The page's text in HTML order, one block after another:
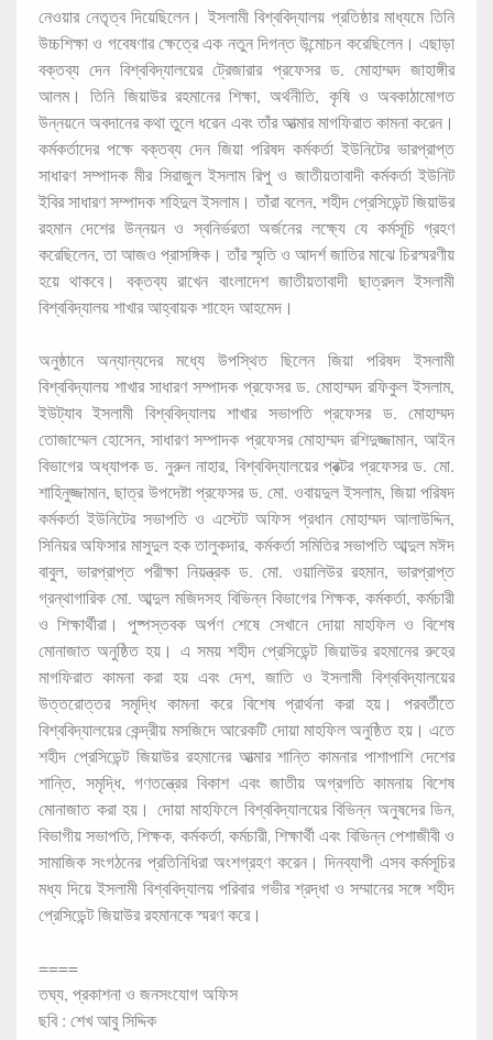
নেওয়ার নেতৃত্ব দিয়েছিলেন। ইসলামী বিশ্ববিদ্যালয় প্রতিষ্ঠার মাধ্যমে তিনি
উচ্চশিক্ষা ও গবেষণার ক্ষেত্রে এক নতুন দিগন্ত উন্মোচন করেছিলেন। এছাড়া
বক্তব্য দেন বিশ্ববিদ্যালয়ের ট্রেজারার প্রফেসর ড. মোহাম্মদ জাহাঙ্গীর
আলম। তিনি জিয়াউর রহমানের শিক্ষা, অর্থনীতি, কৃষি ও অবকাঠামোগত
উন্নয়নে অবদানের কথা তুলে ধরেন এবং তাঁর আত্মার মাগফিরাত কামনা করেন।
কর্মকর্তাদের পক্ষে বক্তব্য দেন জিয়া পরিষদ কর্মকর্তা ইউনিটের ভারপ্রাপ্ত
সাধারণ সম্পাদক মীর সিরাজুল ইসলাম রিপু ও জাতীয়তাবাদী কর্মকর্তা ইউনিট
ইবির সাধারণ সম্পাদক শহিদুল ইসলাম। তাঁরা বলেন, শহীদ প্রেসিডেন্ট জিয়াউর
রহমান দেশের উন্নয়ন ও স্বনির্ভরতা অর্জনের লক্ষ্যে যে কর্মসূচি গ্রহণ
করেছিলেন, তা আজও প্রাসঙ্গিক। তাঁর স্মৃতি ও আদর্শ জাতির মাঝে চিরস্মরণীয়
হয়ে থাকবে। বক্তব্য রাখেন বাংলাদেশ জাতীয়তাবাদী ছাত্রদল ইসলামী
বিশ্ববিদ্যালয় শাখার আহ্বায়ক শাহেদ আহমেদ।
অনুষ্ঠানে অন্যান্যদের মধ্যে উপস্থিত ছিলেন জিয়া পরিষদ ইসলামী
বিশ্ববিদ্যালয় শাখার সাধারণ সম্পাদক প্রফেসর ড. মোহাম্মদ রফিকুল ইসলাম,
ইউট্যাব ইসলামী বিশ্ববিদ্যালয় শাখার সভাপতি প্রফেসর ড. মোহাম্মদ
তোজাম্মেল হোসেন, সাধারণ সম্পাদক প্রফেসর মোহাম্মদ রশিদুজ্জামান, আইন
বিভাগের অধ্যাপক ড. নুরুন নাহার, বিশ্ববিদ্যালয়ের প্রক্টর প্রফেসর ড. মো.
শাহিনুজ্জামান, ছাত্র উপদেষ্টা প্রফেসর ড. মো. ওবায়দুল ইসলাম, জিয়া পরিষদ
কর্মকর্তা ইউনিটের সভাপতি ও এস্টেট অফিস প্রধান মোহাম্মদ আলাউদ্দিন,
সিনিয়র অফিসার মাসুদুল হক তালুকদার, কর্মকর্তা সমিতির সভাপতি আব্দুল মঈদ
বাবুল, ভারপ্রাপ্ত পরীক্ষা নিয়ন্ত্রক ড. মো. ওয়ালিউর রহমান, ভারপ্রাপ্ত
গ্রন্থাগারিক মো. আব্দুল মজিদসহ বিভিন্ন বিভাগের শিক্ষক, কর্মকর্তা, কর্মচারী
ও শিক্ষার্থীরা। পুষ্পস্তবক অর্পণ শেষে সেখানে দোয়া মাহফিল ও বিশেষ
মোনাজাত অনুষ্ঠিত হয়। এ সময় শহীদ প্রেসিডেন্ট জিয়াউর রহমানের রুহের
মাগফিরাত কামনা করা হয় এবং দেশ, জাতি ও ইসলামী বিশ্ববিদ্যালয়ের
উত্তরোত্তর সমৃদ্ধি কামনা করে বিশেষ প্রার্থনা করা হয়। পরবর্তীতে
বিশ্ববিদ্যালয়ের কেন্দ্রীয় মসজিদে আরেকটি দোয়া মাহফিল অনুষ্ঠিত হয়। এতে
শহীদ প্রেসিডেন্ট জিয়াউর রহমানের আত্মার শান্তি কামনার পাশাপাশি দেশের
শান্তি, সমৃদ্ধি, গণতন্ত্রের বিকাশ এবং জাতীয় অগ্রগতি কামনায় বিশেষ
মোনাজাত করা হয়। দোয়া মাহফিলে বিশ্ববিদ্যালয়ের বিভিন্ন অনুষদের ডিন,
বিভাগীয় সভাপতি, শিক্ষক, কর্মকর্তা, কর্মচারী, শিক্ষার্থী এবং বিভিন্ন পেশাজীবী ও
সামাজিক সংগঠনের প্রতিনিধিরা অংশগ্রহণ করেন। দিনব্যাপী এসব কর্মসূচির
মধ্য দিয়ে ইসলামী বিশ্ববিদ্যালয় পরিবার গভীর শ্রদ্ধা ও সম্মানের সঙ্গে শহীদ
প্রেসিডেন্ট জিয়াউর রহমানকে স্মরণ করে।
====
তঘ্য, প্রকাশনা ও জনসংযোগ অফিস
ছবি : শেখ আবু সিদ্দিক